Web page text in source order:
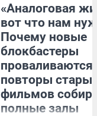
«Аналоговая
вот что нам
Почему новые
блокбастеры
повторы
фильмов
полные залы